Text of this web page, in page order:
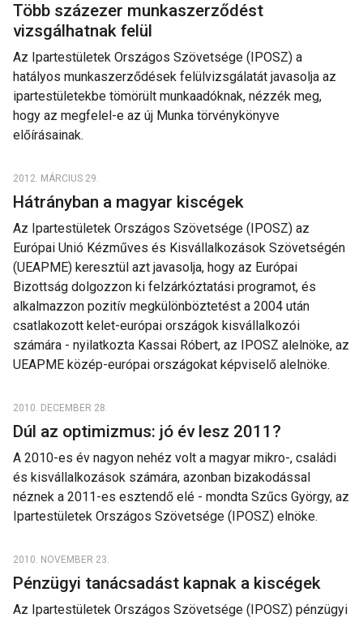
Több százezer munkaszerződést
vizsgálhatnak felül
Az Ipartestületek Országos Szövetsége (IPOSZ) a
hatályos munkaszerződések felülvizsgálatát javasolja az
ipartestületekbe tömörült munkaadóknak, nézzék meg,
hogy az megfelel-e az új Munka törvénykönyve
előírásainak.
2012. MÁRCIUS 29.
Hátrányban a magyar kiscégek
Az Ipartestületek Országos Szövetsége (IPOSZ) az
Európai Unió Kézműves és Kisvállalkozások Szövetségén
(UEAPME) keresztül azt javasolja, hogy az Európai
Bizottság dolgozzon ki felzárkóztatási programot, és
alkalmazzon pozitív megkülönböztetést a 2004 után
csatlakozott kelet-európai országok kisvállalkozói
számára - nyilatkozta Kassai Róbert, az IPOSZ alelnöke, az
UEAPME közép-európai országokat képviselő alelnöke.
2010. DECEMBER 28.
Dúl az optimizmus: jó év lesz 2011?
A 2010-es év nagyon nehéz volt a magyar mikro-, családi
és kisvállalkozások számára, azonban bizakodással
néznek a 2011-es esztendő elé - mondta Szűcs György, az
Ipartestületek Országos Szövetsége (IPOSZ) elnöke.
2010. NOVEMBER 23.
Pénzügyi tanácsadást kapnak a kiscégek
Az Ipartestületek Országos Szövetsége (IPOSZ) pénzügyi